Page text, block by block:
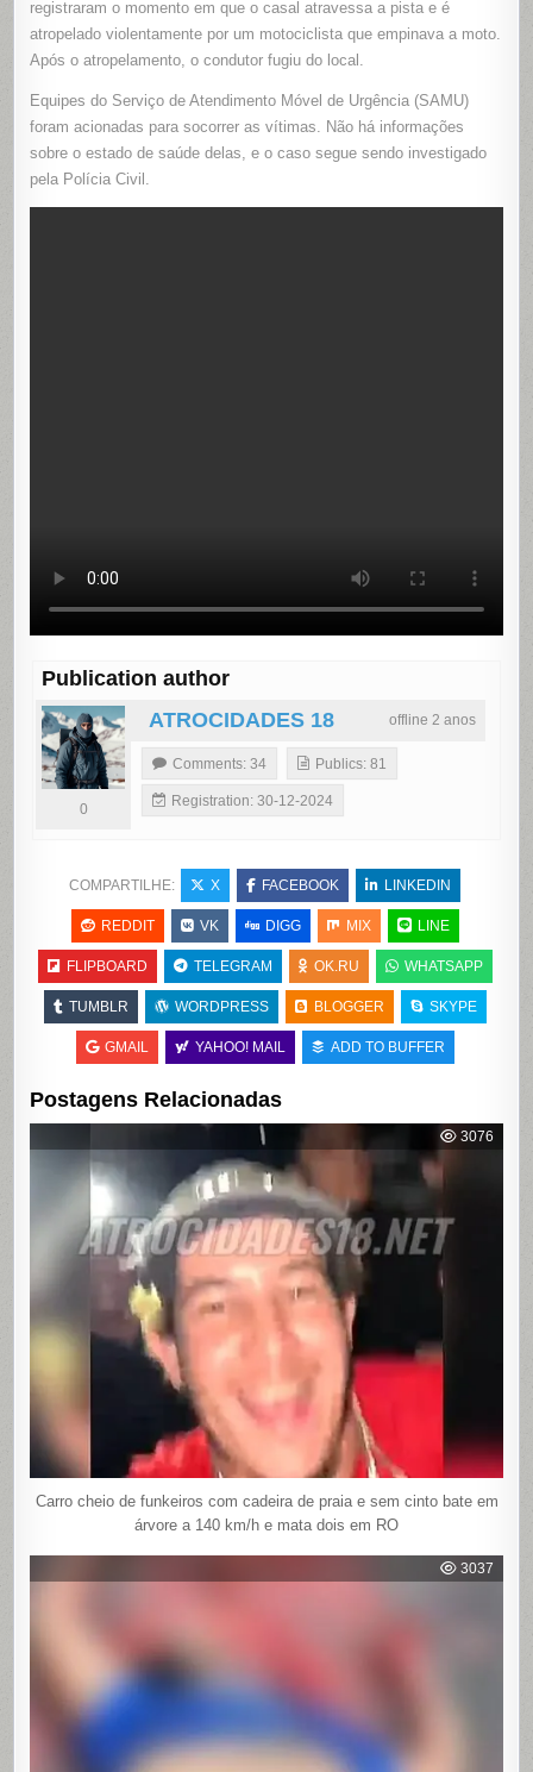
registraram o momento em que o casal atravessa a pista e é
atropelado violentamente por um motociclista que empinava a moto.
Após o atropelamento, o condutor fugiu do local.
Equipes do Serviço de Atendimento Móvel de Urgência (SAMU)
foram acionadas para socorrer as vítimas. Não há informações
sobre o estado de saúde delas, e o caso segue sendo investigado
pela Polícia Civil.
Publication author
offline 2 anos
ATROCIDADES 18
0
Comments: 34 Publics: 81
Registration: 30-12-2024
COMPARTILHE: X FACEBOOK LINKEDIN
REDDIT VK DIGG MIX LINE
FLIPBOARD TELEGRAM OK.RU WHATSAPP
TUMBLR WORDPRESS BLOGGER SKYPE
GMAIL YAHOO! MAIL ADD TO BUFFER
Postagens Relacionadas
3076
Carro cheio de funkeiros com cadeira de praia e sem cinto bate em
árvore a 140 km/h e mata dois em RO
3037